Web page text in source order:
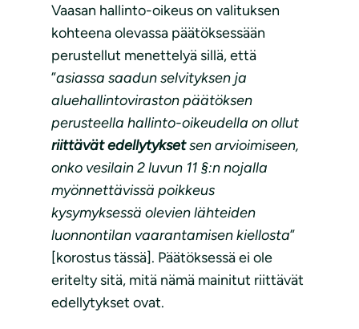
Vaasan hallinto-oikeus on valituksen
kohteena olevassa päätöksessään
perustellut menettelyä sillä, että
”asiassa saadun selvityksen ja
aluehallintoviraston päätöksen
perusteella hallinto-oikeudella on ollut
riittävät edellytyksetsen arvioimiseen,
onko vesilain 2 luvun 11 §:n nojalla
myönnettävissä poikkeus
kysymyksessä olevien lähteiden
luonnontilan vaarantamisen kiellosta”
[korostus tässä]. Päätöksessä ei ole
eritelty sitä, mitä nämä mainitut riittävät
edellytykset ovat.